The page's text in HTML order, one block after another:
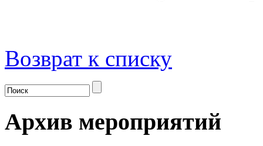
Возврат к списку
Архив мероприятий